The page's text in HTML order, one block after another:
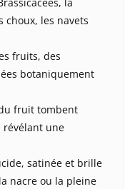
choux, les navets
fruits, des
botaniquement
fruit tombent
révélant une
satinée et brille
nacre ou la pleine